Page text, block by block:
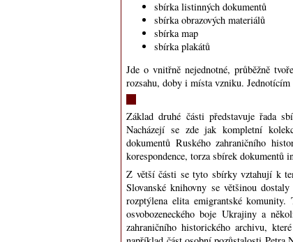
sbírka listinných dokumentů
sbírka obrazových materiálů
sbírka map
sbírka plakátů
Jde o vnitřně nejednotné, průběžně
rozsahu, doby i místa vzniku.
Základ druhé části představuje řada
Nacházejí se zde jak kompletní
dokumentů Ruského zahraničního
korespondence, torza sbírek dokumentů
Z větší části se tyto sbírky vztahují k
Slovanské knihovny se většinou
rozptýlena elita emigrantské
osvobozeneckého boje Ukrajiny a
zahraničního historického archivu,